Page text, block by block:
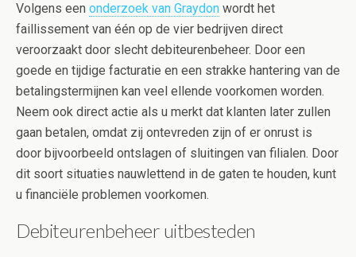
Volgens een onderzoek van Graydon wordt het
faillissement van één op de vier bedrijven direct
veroorzaakt door slecht debiteurenbeheer. Door een
goede en tijdige facturatie en een strakke hantering van de
betalingstermijnen kan veel ellende voorkomen worden.
Neem ook direct actie als u merkt dat klanten later zullen
gaan betalen, omdat zij ontevreden zijn of er onrust is
door bijvoorbeeld ontslagen of sluitingen van filialen. Door
dit soort situaties nauwlettend in de gaten te houden, kunt
u financiële problemen voorkomen.
Debiteurenbeheer uitbesteden